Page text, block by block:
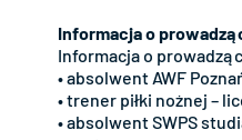
Informacja o
Informacja o
• absolwent AWF
• trener piłki nożnej –
• absolwent SWPS